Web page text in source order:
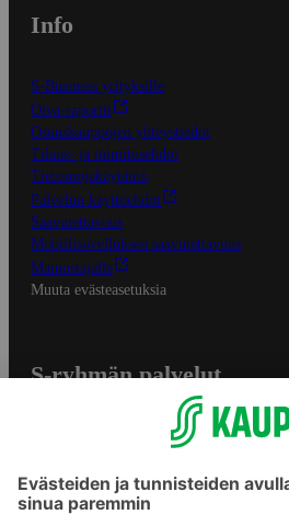
Info
S-Business yrityksille
Oiva-raportit
Osuuskauppojen yhteystiedot
Tilaus- ja toimitusehdot
Tietosuojakäytäntö
Palvelun käyttöehdot
Saavutettavuus
Mobiilisovelluksen saavutettavuus
Mainostajalle
Muuta evästeasetuksia
S-ryhmän palvelut
Yhteishyvä Ruoka -sovellus
S-ostoslista -sovellus